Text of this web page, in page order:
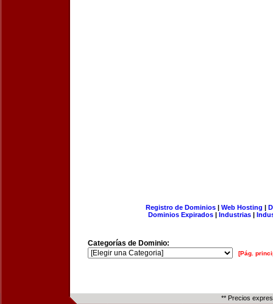
Registro de Dominios| Web Hosting |
Dominios Expirados | Industrias |
Categorías de Dominio:
[Pág.
** Precios